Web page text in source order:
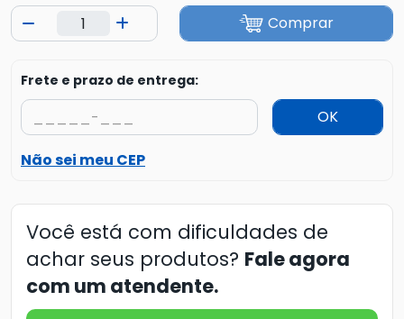
Comprar
Frete e prazo de entrega:
OK
Não sei meu CEP
Você está com dificuldades de
achar seus produtos? Fale agora
com um atendente.